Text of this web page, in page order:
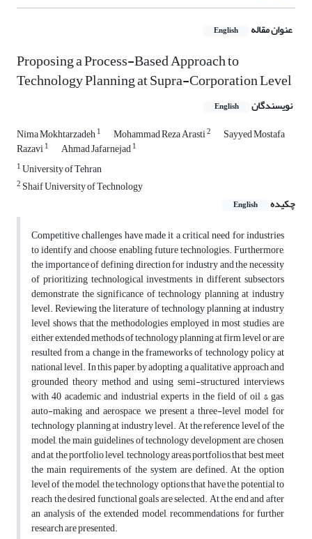
عنوان مقاله English
Proposing a Process-Based Approach to
Technology Planning at Supra-Corporation Level
نویسندگان English
Nima Mokhtarzadeh1 Mohammad Reza Arasti2 Sayyed Mostafa
Razavi1 Ahmad Jafarnejad1
1University of Tehran
2 Shaif University of Technology
چکیده
English
Competitive challenges have made it a critical need for industries
to identify and choose enabling future technologies. Furthermore,
the importance of defining direction for industry and the necessity
of prioritizing technological investments in different subsectors
demonstrate the significance of technology planning at industry
level. Reviewing the literature of technology planning at industry
level shows that the methodologies employed in most studies are
either extended methods of technology planning at firm level or are
resulted from a change in the frameworks of technology policy at
national level. In this paper, by adopting a qualitative approach and
grounded theory method and using semi-structured interviews
with 40 academic and industrial experts in the field of oil & gas,
auto-making and aerospace, we present a three-level model for
technology planning at industry level. At the reference level of the
model, the main guidelines of technology development are chosen,
and at the portfolio level, technology areas portfolios that best meet
the main requirements of the system are defined. At the option
level of the model, the technology options that have the potential to
reach the desired functional goals are selected. At the end and after
an analysis of the extended model, recommendations for further
research are presented.